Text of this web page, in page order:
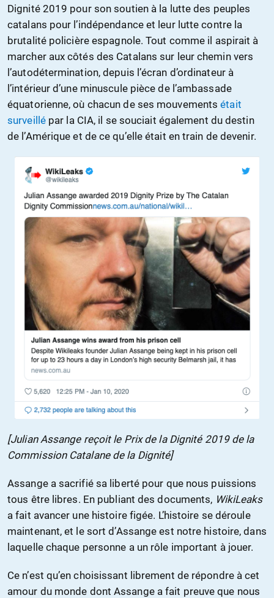
Dignité 2019 pour son soutien à la lutte des peuples
catalans pour l’indépendance et leur lutte contre la
brutalité policière espagnole. Tout comme il aspirait à
marcher aux côtés des Catalans sur leur chemin vers
l’autodétermination, depuis l’écran d’ordinateur à
l’intérieur d’une minuscule pièce de l’ambassade
équatorienne, où chacun de ses mouvementsétait
surveillépar la CIA, il se souciait également du destin
de l’Amérique et de ce qu’elle était en train de devenir.
[Julian Assange reçoit le Prix de la Dignité 2019 de la
Commission Catalane de la Dignité]
Assange a sacrifié sa liberté pour que nous puissions
tous être libres. En publiant des documents, WikiLeaks
a fait avancer une histoire figée. L’histoire se déroule
maintenant, et le sort d’Assange est notre histoire, dans
laquelle chaque personne a un rôle important à jouer.
Ce n’est qu’en choisissant librement de répondre à cet
amour du monde dont Assange a fait preuve que nous